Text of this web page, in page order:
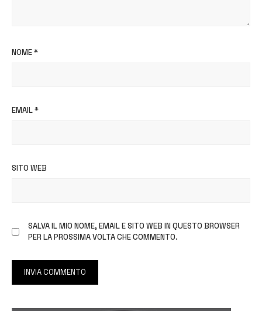
NOME*
EMAIL*
SITO WEB
SALVA IL MIO NOME, EMAIL E SITO WEB IN QUESTO BROWSER
PER LA PROSSIMA VOLTA CHE COMMENTO.